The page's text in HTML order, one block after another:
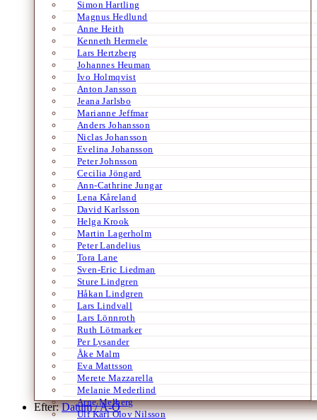
Simon Hartling
Magnus Hedlund
Anne Heith
Kenneth Hermele
Lars Hertzberg
Johannes Heuman
Ivo Holmqvist
Anton Jansson
Jeana Jarlsbo
Marianne Jeffmar
Anders Johansson
Niclas Johansson
Evelina Johansson
Peter Johnsson
Cecilia Jöngard
Ann-Cathrine Jungar
Lena Kåreland
David Karlsson
Helga Krook
Martin Lagerholm
Peter Landelius
Tora Lane
Sven-Eric Liedman
Sture Lindgren
Håkan Lindgren
Lars Lindvall
Lars Lönnroth
Ruth Lötmarker
Per Lysander
Åke Malm
Eva Mattsson
Merete Mazzarella
Melanie Mederlind
Arne Melberg
Ulf Karl Olov Nilsson
Efter:Datum /A-Ö